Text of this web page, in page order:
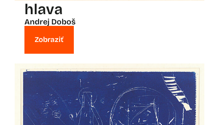
hlava
Andrej Doboš
Zobraziť